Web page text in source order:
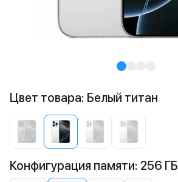
Цвет товара: Белый титан
Конфигурация памяти: 256 ГБ